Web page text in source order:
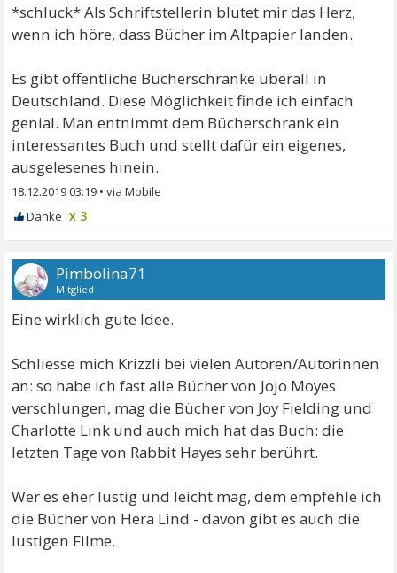
*schluck* Als Schriftstellerin blutet mir das Herz,
wenn ich höre, dass Bücher im Altpapier landen.
Es gibt öffentliche Bücherschränke überall in
Deutschland. Diese Möglichkeit finde ich einfach
genial. Man entnimmt dem Bücherschrank ein
interessantes Buch und stellt dafür ein eigenes,
ausgelesenes hinein.
18.12.2019 03:19 •
x 3
Pimbolina71
Mitglied
Eine wirklich gute Idee.
Schliesse mich Krizzli bei vielen Autoren/Autorinnen
an: so habe ich fast alle Bücher von Jojo Moyes
verschlungen, mag die Bücher von Joy Fielding und
Charlotte Link und auch mich hat das Buch: die
letzten Tage von Rabbit Hayes sehr berührt.
Wer es eher lustig und leicht mag, dem empfehle ich
die Bücher von Hera Lind - davon gibt es auch die
lustigen Filme.